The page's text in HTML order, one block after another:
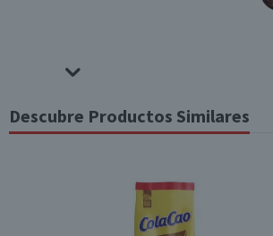
Descubre Productos Similares